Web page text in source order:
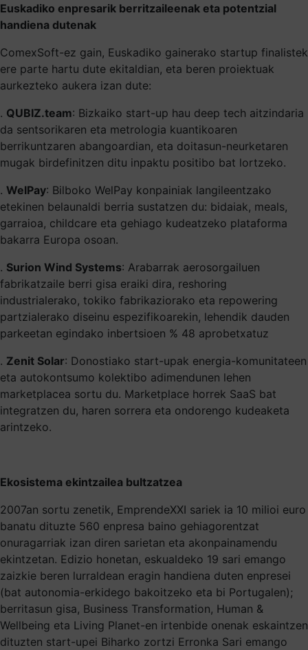
Euskadiko enpresarik berritzaileenak eta potentzial
handiena dutenak
ComexSoft-ez gain, Euskadiko gainerako startup finalistek
ere parte hartu dute ekitaldian, eta beren proiektuak
aurkezteko aukera izan dute:
. QUBIZ.team: Bizkaiko start-up hau deep tech aitzindaria
da sentsorikaren eta metrologia kuantikoaren
berrikuntzaren abangoardian, eta doitasun-neurketaren
mugak birdefinitzen ditu inpaktu positibo bat lortzeko.
. WelPay: Bilboko WelPay konpainiak langileentzako
etekinen belaunaldi berria sustatzen du: bidaiak, meals,
garraioa, childcare eta gehiago kudeatzeko plataforma
bakarra Europa osoan.
. Surion Wind Systems: Arabarrak aerosorgailuen
fabrikatzaile berri gisa eraiki dira, reshoring
industrialerako, tokiko fabrikaziorako eta repowering
partzialerako diseinu espezifikoarekin, lehendik dauden
parkeetan egindako inbertsioen % 48 aprobetxatuz
. Zenit Solar: Donostiako start-upak energia-komunitateen
eta autokontsumo kolektibo adimendunen lehen
marketplacea sortu du. Marketplace horrek SaaS bat
integratzen du, haren sorrera eta ondorengo kudeaketa
arintzeko.
Ekosistema ekintzailea bultzatzea
2007an sortu zenetik, EmprendeXXI sariek ia 10 milioi euro
banatu dituzte 560 enpresa baino gehiagorentzat
onuragarriak izan diren sarietan eta akonpainamendu
ekintzetan. Edizio honetan, eskualdeko 19 sari emango
zaizkie beren lurraldean eragin handiena duten enpresei
(bat autonomia-erkidego bakoitzeko eta bi Portugalen);
berritasun gisa, Business Transformation, Human &
Wellbeing eta Living Planet-en irtenbide onenak eskaintzen
dituzten start-upei Biharko zortzi Erronka Sari emango